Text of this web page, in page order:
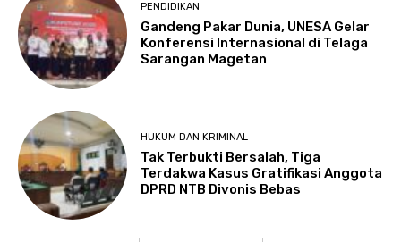
PENDIDIKAN
Gandeng Pakar Dunia, UNESA Gelar
Konferensi Internasional di Telaga
Sarangan Magetan
HUKUM DAN KRIMINAL
Tak Terbukti Bersalah, Tiga
Terdakwa Kasus Gratifikasi Anggota
DPRD NTB Divonis Bebas